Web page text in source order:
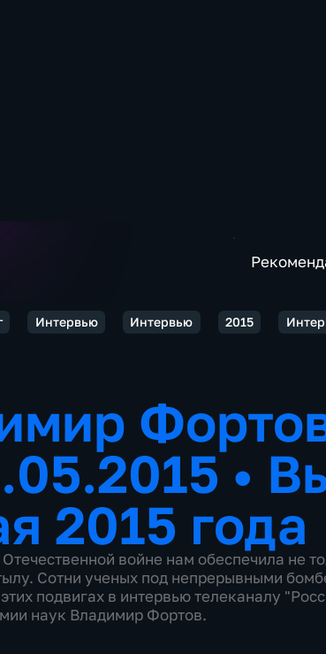
Интервью Интервью 2015
•
2015 года
войне нам обеспечила не
Сотни ученых под непрерывными
подвигах в интервью телеканалу
наук Владимир Фортов.